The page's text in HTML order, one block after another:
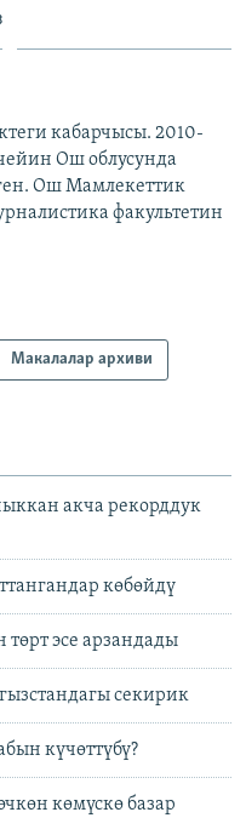
кабарчысы. 2010-
Ош облусунда
Ош Мамлекеттик
факультетин
Макалалар архиви
акча рекорддук
көбөйдү
эсе арзандады
секирик
күчөттүбү?
көмүскө базар